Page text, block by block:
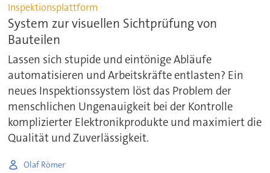
Inspektionsplattform
System zur visuellen Sichtprüfung von
Bauteilen
Lassen sich stupide und eintönige Abläufe
automatisieren und Arbeitskräfte entlasten? Ein
neues Inspektionssystem löst das Problem der
menschlichen Ungenauigkeit bei der Kontrolle
komplizierter Elektronikprodukte und maximiert die
Qualität und Zuverlässigkeit.
Olaf Römer